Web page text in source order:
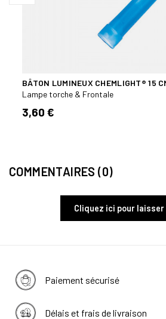
BÂTON LUMINEUX CHEMLIGHT® 15
Lampe torche & Frontale
3,60 €
COMMENTAIRES (0)
Cliquez ici pour laisser
Paiement sécurisé
Délais et frais de livraison